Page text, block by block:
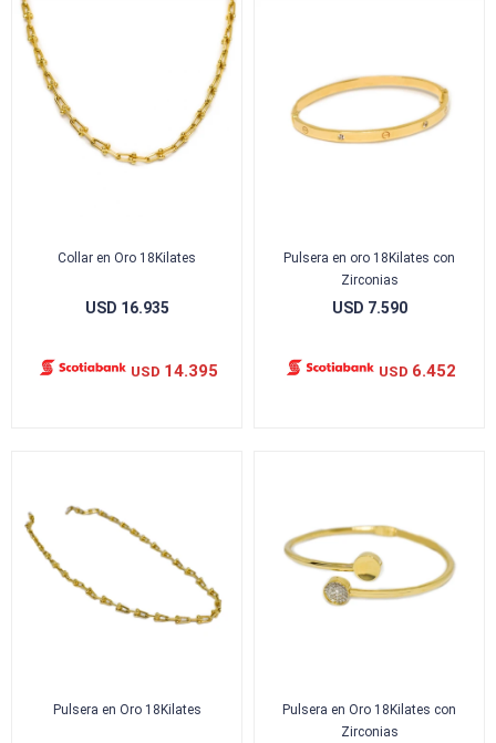
Collar en Oro 18Kilates
USD 16.935
USD 14.395
Pulsera en oro 18Kilates con
Zirconias
USD 7.590
USD 6.452
Pulsera en Oro 18Kilates
Pulsera en Oro 18Kilates con
Zirconias